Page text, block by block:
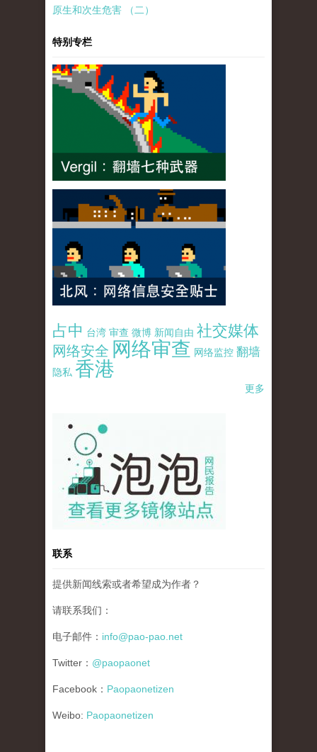
原生和次生危害 （二）
特别专栏
占中 台湾 审查 微博 新闻自由 社交媒体
网络安全 网络审查 网络监控 翻墙
隐私 香港
更多
pao-pao-banner-mirror-site-120814.jpg
联系
提供新闻线索或者希望成为作者？
请联系我们：
电子邮件： info@pao-pao.net
Twitter： @paopaonet
Facebook： Paopaonetizen
Weibo: Paopaonetizen